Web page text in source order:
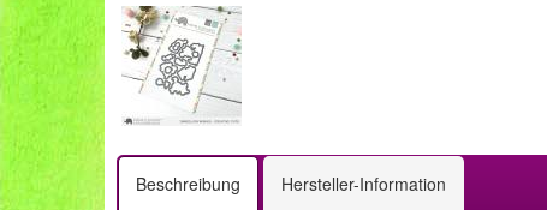
Beschreibung Hersteller-Information